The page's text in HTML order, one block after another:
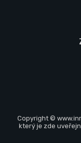
Copyright ©
který je zde